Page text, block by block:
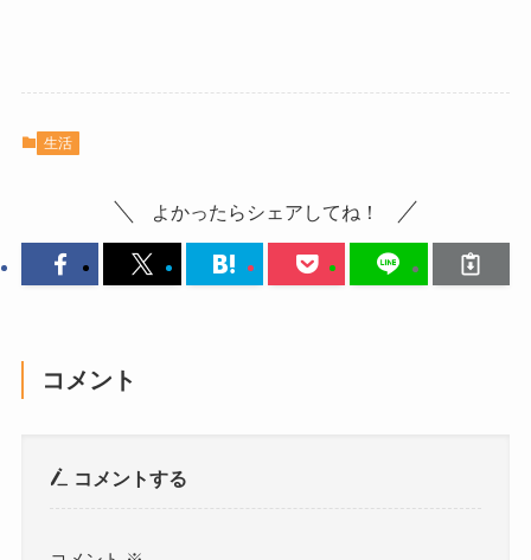
生活
よかったらシェアしてね！
コメント
コメントする